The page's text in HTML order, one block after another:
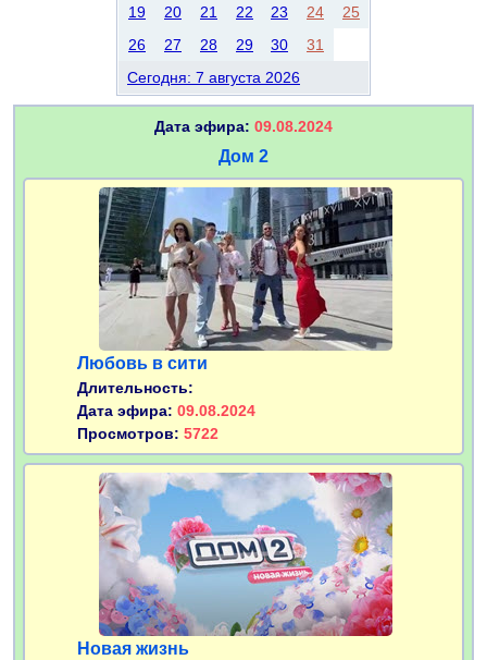
19
20 21 22 23 24
25
26
27 28 29 30
31
Сегодня: 7 августа 2026
Дата эфира: 09.08.2024
Дом 2
Любовь в сити
Длительность:
Дата эфира: 09.08.2024
Просмотров: 5722
Новая жизнь